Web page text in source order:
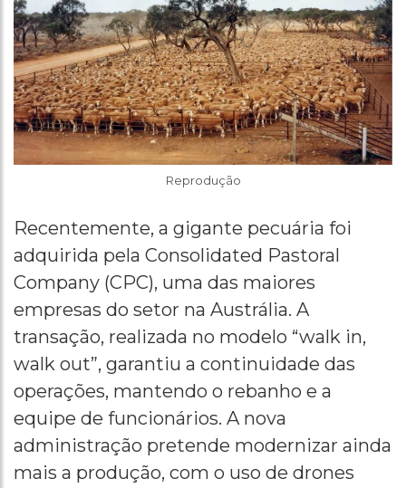
Reprodução
Recentemente, a gigante pecuária foi
adquirida pela Consolidated Pastoral
Company (CPC), uma das maiores
empresas do setor na Austrália. A
transação, realizada no modelo “walk in,
walk out”, garantiu a continuidade das
operações, mantendo o rebanho e a
equipe de funcionários. A nova
administração pretende modernizar ainda
mais a produção, com o uso de drones